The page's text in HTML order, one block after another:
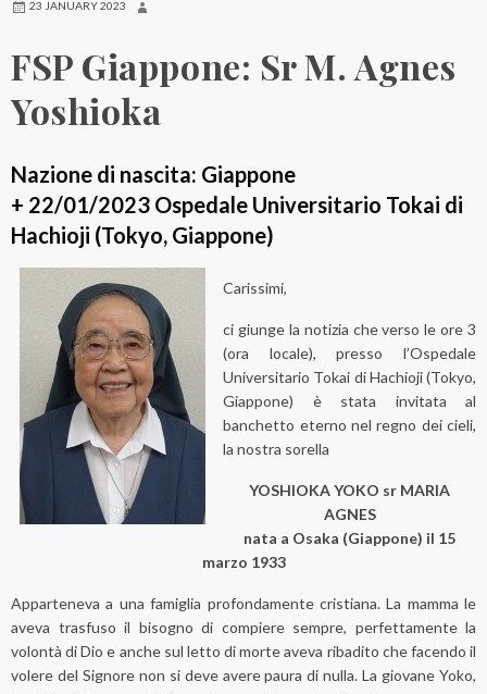
23 JANUARY 2023
FSP Giappone: Sr M. Agnes
Yoshioka
Nazione di nascita: Giappone
+ 22/01/2023 Ospedale Universitario Tokai di
Hachioji (Tokyo, Giappone)
Carissimi,
ci giunge la notizia che verso le ore 3
(ora locale), presso l’Ospedale
Universitario Tokai di Hachioji (Tokyo,
Giappone) è stata invitata al
banchetto eterno nel regno dei cieli,
la nostra sorella
YOSHIOKA YOKO sr MARIA
AGNES
nata a Osaka (Giappone) il 15
marzo 1933
Apparteneva a una famiglia profondamente cristiana. La mamma le
aveva trasfuso il bisogno di compiere sempre, perfettamente la
volontà di Dio e anche sul letto di morte aveva ribadito che facendo il
volere del Signore non si deve avere paura di nulla. La giovane Yoko,